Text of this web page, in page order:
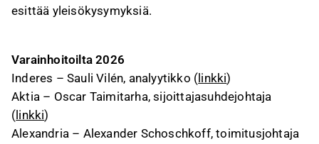
esittää yleisökysymyksiä.
Varainhoitoilta 2026
Inderes – Sauli Vilén, analyytikko ( linkki)
Aktia – Oscar Taimitarha, sijoittajasuhdejohtaja
( linkki)
Alexandria – Alexander Schoschkoff, toimitusjohtaja